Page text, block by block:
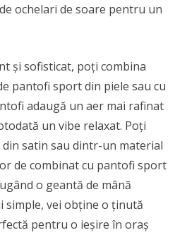
ochelari de soare pentru un
și sofisticat, poți combina
pantofi sport din piele sau cu
adaugă un aer mai rafinat
un vibe relaxat. Poți
satin sau dintr-un material
de combinat cu pantofi sport
o geantă de mână
simple, vei obține o ținută
pentru o ieșire în oraș